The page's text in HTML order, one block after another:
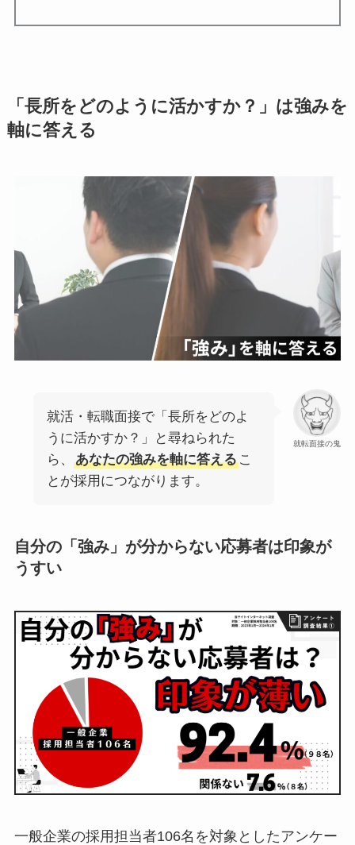
「長所をどのように活かすか？」は強みを
軸に答える
就転面接の鬼
就活・転職面接で「長所をどのよ
うに活かすか？」と尋ねられた
ら、
あなたの強みを軸に答えるこ
とが採用につながります。
自分の「強み」が分からない応募者は印象が
うすい
一般企業の採用担当者106名を対象としたアンケー